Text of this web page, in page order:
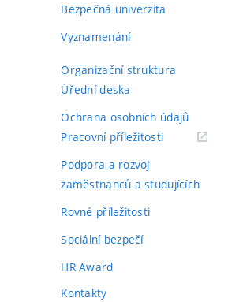
Bezpečná univerzita
Vyznamenání
Organizační struktura
Úřední deska
Ochrana osobních údajů
Pracovní příležitosti(externí
Podpora a rozvoj
zaměstnanců a studujících
Rovné příležitosti
Sociální bezpečí
HR Award
Kontakty